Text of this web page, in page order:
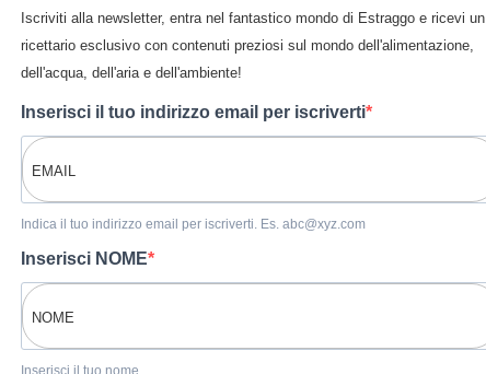
Iscriviti alla newsletter, entra nel fantastico mondo di Estraggo e ricevi un
ricettario esclusivo con contenuti preziosi sul mondo dell'alimentazione,
dell'acqua, dell'aria e dell'ambiente!
Inserisci il tuo indirizzo email per iscriverti
Indica il tuo indirizzo email per iscriverti. Es. abc@xyz.com
Inserisci NOME
Inserisci il tuo nome